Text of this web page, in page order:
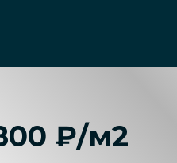
₽/м2